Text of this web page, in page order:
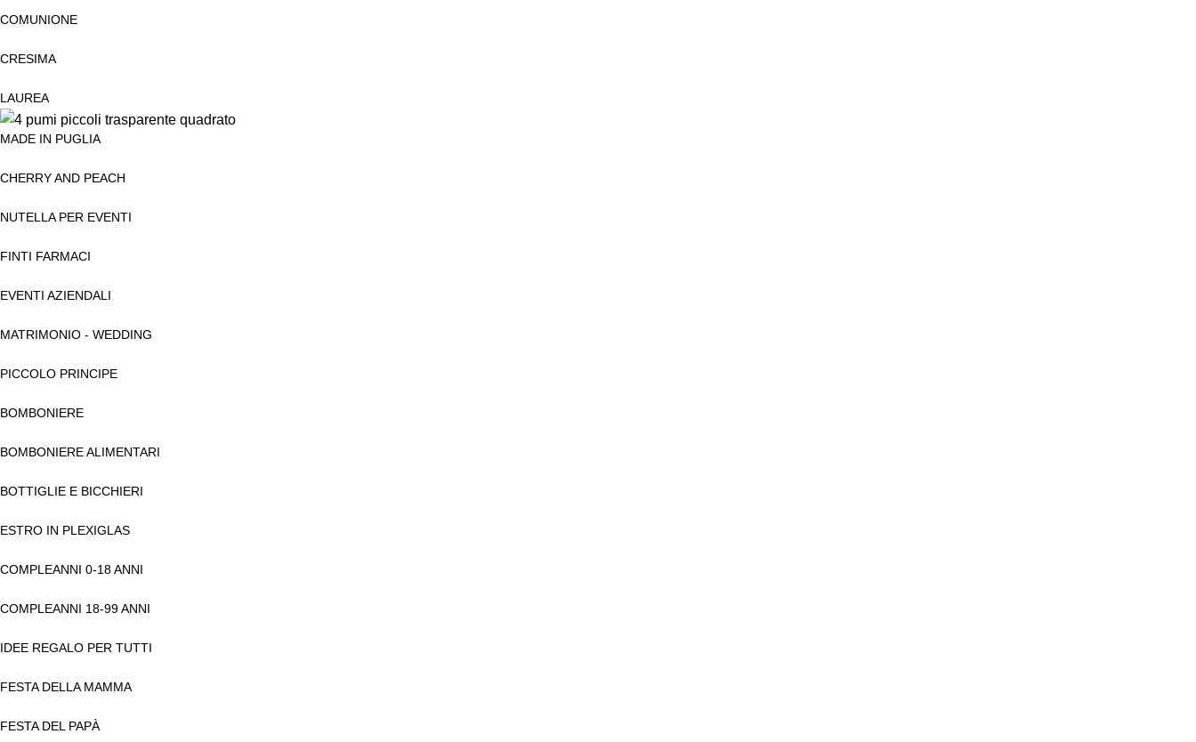
COMUNIONE
CRESIMA
LAUREA
MADE IN PUGLIA
CHERRY AND PEACH
NUTELLA PER EVENTI
FINTI FARMACI
EVENTI AZIENDALI
MATRIMONIO - WEDDING
PICCOLO PRINCIPE
BOMBONIERE
BOMBONIERE ALIMENTARI
BOTTIGLIE E BICCHIERI
ESTRO IN PLEXIGLAS
COMPLEANNI 0-18 ANNI
COMPLEANNI 18-99 ANNI
IDEE REGALO PER TUTTI
FESTA DELLA MAMMA
FESTA DEL PAPÀ